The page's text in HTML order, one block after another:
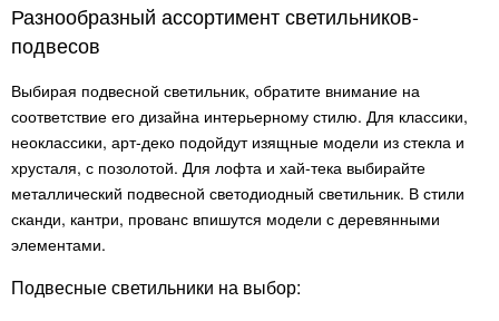
Разнообразный ассортимент светильников-
подвесов
Выбирая подвесной светильник, обратите внимание на
соответствие его дизайна интерьерному стилю. Для классики,
неоклассики, арт-деко подойдут изящные модели из стекла и
хрусталя, с позолотой. Для лофта и хай-тека выбирайте
металлический подвесной светодиодный светильник. В стили
сканди, кантри, прованс впишутся модели с деревянными
элементами.
Подвесные светильники на выбор: